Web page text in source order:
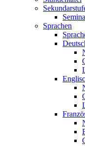
Sprachen